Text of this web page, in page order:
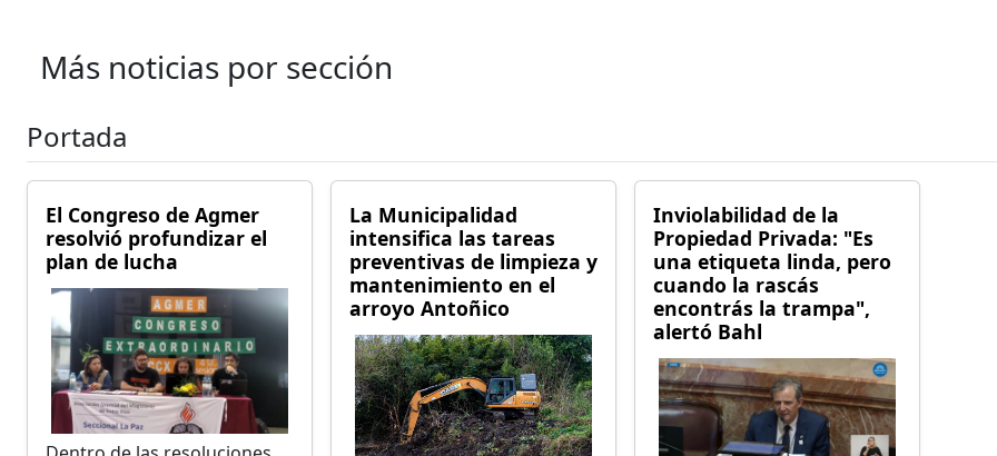
Más noticias por sección
Portada
El Congreso de Agmer
resolvió profundizar el
plan de lucha
La Municipalidad
intensifica las tareas
preventivas de limpieza y
mantenimiento en el
arroyo Antoñico
Inviolabilidad de la
Propiedad Privada: "Es
una etiqueta linda, pero
cuando la rascás
encontrás la trampa",
alertó Bahl